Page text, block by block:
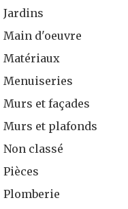
Jardins
Main d'oeuvre
Matériaux
Menuiseries
Murs et façades
Murs et plafonds
Non classé
Pièces
Plomberie